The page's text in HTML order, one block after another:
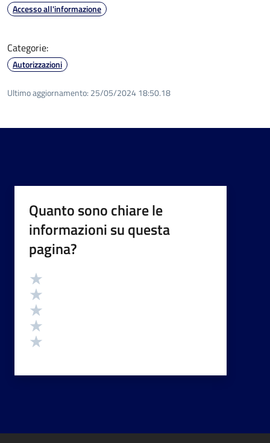
Accesso all'informazione
Categorie:
Autorizzazioni
Ultimo aggiornamento: 25/05/2024 18:50.18
Quanto sono chiare le
informazioni su questa
pagina?
Valutazione